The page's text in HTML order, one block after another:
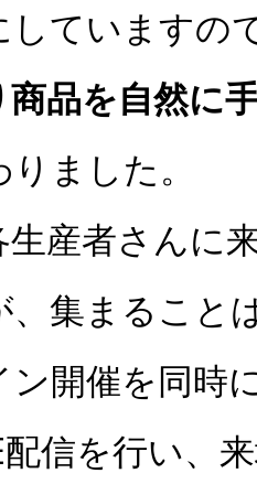
していますの
品を自然に
ました。
産者さんに
、集まること
開催を同時
信を行い、